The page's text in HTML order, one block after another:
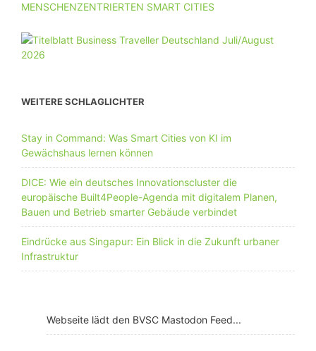
MENSCHENZENTRIERTEN SMART CITIES
WEITERE SCHLAGLICHTER
Stay in Command: Was Smart Cities von KI im
Gewächshaus lernen können
DICE: Wie ein deutsches Innovationscluster die
europäische Built4People-Agenda mit digitalem Planen,
Bauen und Betrieb smarter Gebäude verbindet
Eindrücke aus Singapur: Ein Blick in die Zukunft urbaner
Infrastruktur
Webseite lädt den BVSC Mastodon Feed...